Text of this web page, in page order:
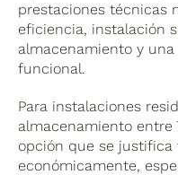
prestaciones técnicas
eficiencia, instalación
almacenamiento y
funcional.
Para instalaciones
almacenamiento entre
opción que se
económicamente,